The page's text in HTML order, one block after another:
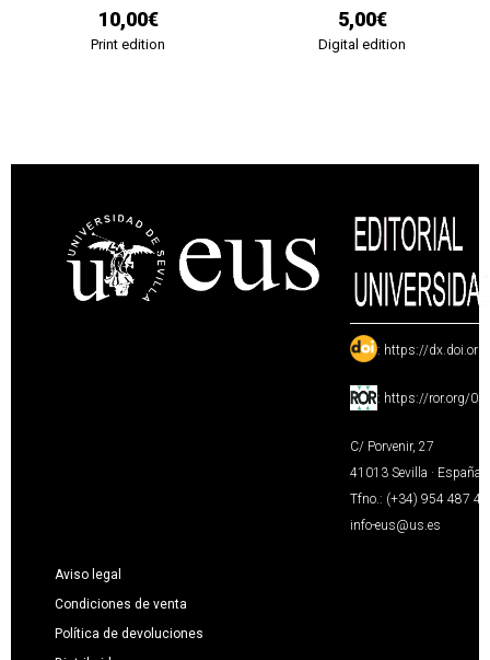
10,00€
Print edition
5,00€
Digital edition
: https://
: https://ror.org/
C/ Porvenir, 27
41013 Sevilla · España
Tfno.: (+34) 954 487
info-eus@us.es
Aviso legal
Condiciones de venta
Política de devoluciones